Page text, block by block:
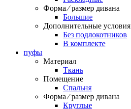
Форма ⁄ размер дивана
Большие
Дополнительные условия
Без подлокотников
В комплекте
пуфы
Материал
Ткань
Помещение
Спальня
Форма ⁄ размер дивана
Круглые